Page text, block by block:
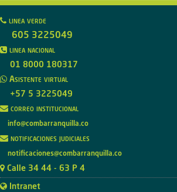
linea verde
605 3225049
linea nacional
01 8000 180317
Asistente virtual
+57 5 3225049
correo institucional
info@combarranquilla.co
notificaciones judiciales
notificaciones@combarranquilla.co
Calle 34 44 - 63 P 4
Intranet